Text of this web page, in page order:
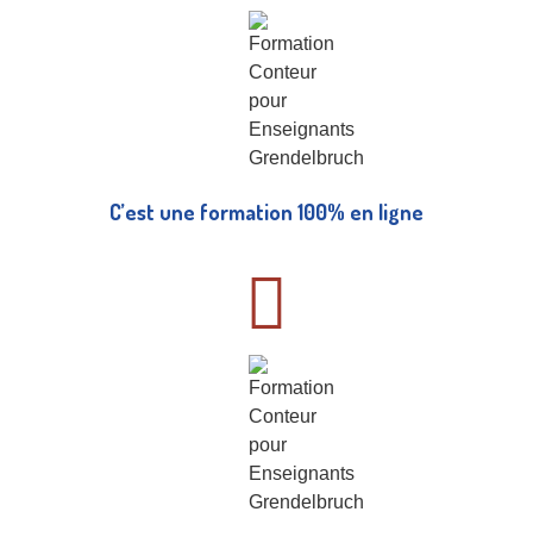
C’est une formation 100% en ligne